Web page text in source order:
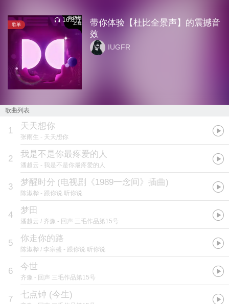
歌单
16.8万
带你体验【杜比全景声】的震撼音
效
IUGFR
歌曲列表
1 天天想你
张雨生 - 天天想你
2 我是不是你最疼爱的人
潘越云 - 我是不是你最疼爱的人
3 梦醒时分 (电视剧《1989一念间》插曲)
陈淑桦 - 跟你说 听你说
4 梦田
潘越云 / 齐豫 - 回声 三毛作品第15号
5 你走你的路
陈淑桦 / 李宗盛 - 跟你说 听你说
6 今世
齐豫 - 回声 三毛作品第15号
7 七点钟 (今生)